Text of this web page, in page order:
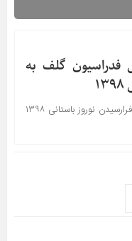
فدراسیون گلف به
دکتر عزیزی رئیس فدراسیون گلف در پیامی فرارسیدن نوروز باستانی ۱۳۹۸